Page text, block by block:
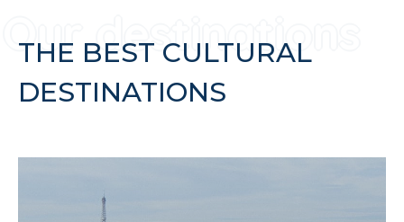
THE BEST CULTURAL
DESTINATIONS